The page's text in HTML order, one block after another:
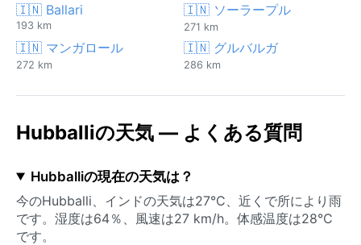
🇮🇳 Ballari
193 km
🇮🇳 ソーラープル
271 km
🇮🇳 マンガロール
272 km
🇮🇳 グルバルガ
286 km
Hubballiの天気 — よくある質問
Hubballiの現在の天気は？
今のHubballi、インドの天気は27°C、近くで所により雨
です。湿度は64％、風速は27 km/h。体感温度は28°C
です。